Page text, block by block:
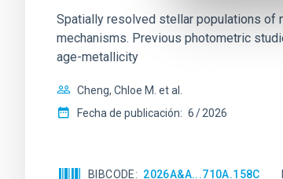
Spatially resolved stellar populations of
mechanisms. Previous photometric
age-metallicity
Cheng, Chloe M. et al.
Fecha de publicación: 6 2026
BIBCODE 2026A&A...710A.158C